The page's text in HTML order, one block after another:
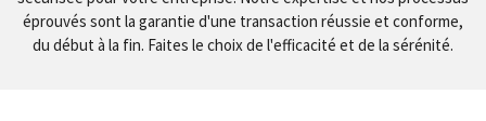
éprouvés sont la garantie d'une transaction réussie et conforme,
du début à la fin. Faites le choix de l'efficacité et de la sérénité.